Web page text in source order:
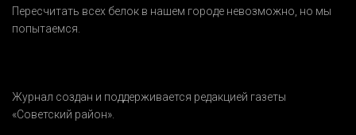
Пересчитать всех белок в нашем городе невозможно, но мы
попытаемся.
Журнал создан и поддерживается редакцией газеты
«Советский район».